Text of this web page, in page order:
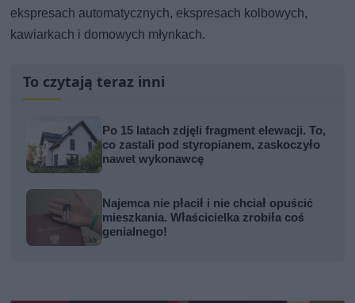
ekspresach automatycznych, ekspresach kolbowych,
kawiarkach i domowych młynkach.
To czytają teraz inni
Po 15 latach zdjęli fragment elewacji. To,
co zastali pod styropianem, zaskoczyło
nawet wykonawcę
Najemca nie płacił i nie chciał opuścić
mieszkania. Właścicielka zrobiła coś
genialnego!